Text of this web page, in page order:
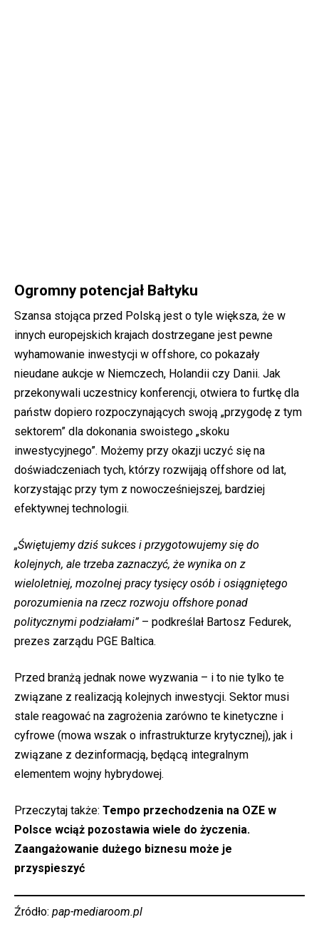
Ogromny potencjał Bałtyku
Szansa stojąca przed Polską jest o tyle większa, że w
innych europejskich krajach dostrzegane jest pewne
wyhamowanie inwestycji w offshore, co pokazały
nieudane aukcje w Niemczech, Holandii czy Danii. Jak
przekonywali uczestnicy konferencji, otwiera to furtkę dla
państw dopiero rozpoczynających swoją „przygodę z tym
sektorem” dla dokonania swoistego „skoku
inwestycyjnego”. Możemy przy okazji uczyć się na
doświadczeniach tych, którzy rozwijają offshore od lat,
korzystając przy tym z nowocześniejszej, bardziej
efektywnej technologii.
„Świętujemy dziś sukces i przygotowujemy się do
kolejnych, ale trzeba zaznaczyć, że wynika on z
wieloletniej, mozolnej pracy tysięcy osób i osiągniętego
porozumienia na rzecz rozwoju offshore ponad
politycznymi podziałami”– podkreślał Bartosz Fedurek,
prezes zarządu PGE Baltica.
Przed branżą jednak nowe wyzwania – i to nie tylko te
związane z realizacją kolejnych inwestycji. Sektor musi
stale reagować na zagrożenia zarówno te kinetyczne i
cyfrowe (mowa wszak o infrastrukturze krytycznej), jak i
związane z dezinformacją, będącą integralnym
elementem wojny hybrydowej.
Przeczytaj także: Tempo przechodzenia na OZE w
Polsce wciąż pozostawia wiele do życzenia.
Zaangażowanie dużego biznesu może je
przyspieszyć
Źródło: pap-mediaroom.pl